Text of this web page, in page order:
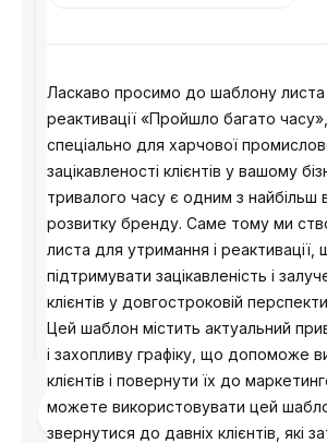
Розроблено
Анастасія
Ласкаво просимо до шаблону
реактивації «Пройшло багато
спеціально для харчової
зацікавленості клієнтів у вашому
тривалого часу є одним з найбільш
розвитку бренду. Саме тому ми
листа для утримання і реактивації,
підтримувати зацікавленість і
клієнтів у довгостроковій
Цей шаблон містить актуальний
і захопливу графіку, що допоможе
клієнтів і повернути їх до
можете використовувати цей
звернутися до давніх клієнтів, які